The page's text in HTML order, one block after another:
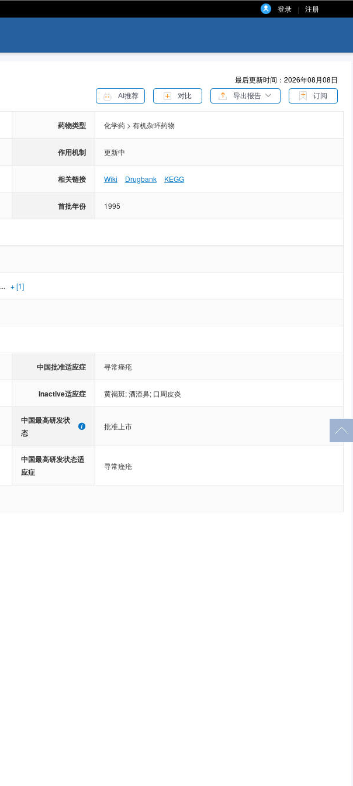
登录 | 注册
最后更新时间：2026年08月08日
AI推荐 对比 导出报告 订阅
药物类型 化学药 > 有机杂环药物
作用机制 更新中
相关链接 Wiki Drugbank KEGG
首批年份 1995
... + [1]
中国批准适应症 寻常痤疮
Inactive适应症 黄褐斑;酒渣鼻; 口周皮炎
中国最高研发状
态
批准上市
中国最高研发状态适
应症
寻常痤疮